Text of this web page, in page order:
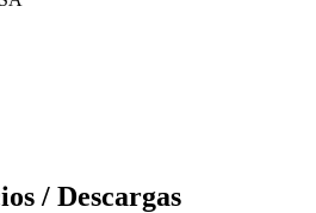
/ Descargas